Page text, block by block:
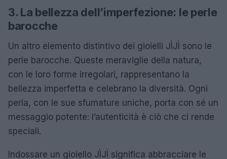
3. La bellezza dell’imperfezione: le perle
barocche
Un altro elemento distintivo dei gioielli JÌJÌ sono le
perle barocche. Queste meraviglie della natura,
con le loro forme irregolari, rappresentano la
bellezza imperfetta e celebrano la diversità. Ogni
perla, con le sue sfumature uniche, porta con sé un
messaggio potente: l’autenticità è ciò che ci rende
speciali.
Indossare un gioiello JÌJÌ significa abbracciare le